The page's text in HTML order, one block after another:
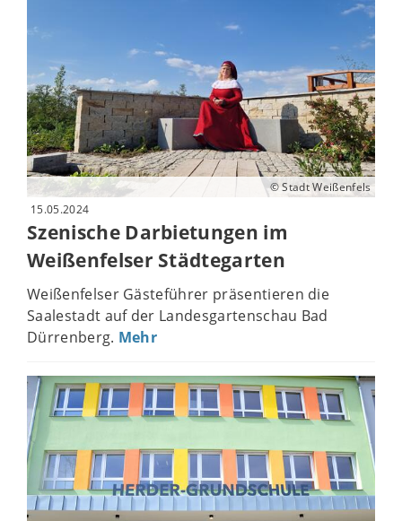
© Stadt Weißenfels
15.05.2024
Szenische Darbietungen im
Weißenfelser Städtegarten
Weißenfelser Gästeführer präsentieren die
Saalestadt auf der Landesgartenschau Bad
Dürrenberg. Mehr